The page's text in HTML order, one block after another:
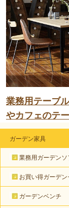
業務用テーブ
やカフェのテ
ガーデン家具
業務用ガーデンソ
お買い得ガーデン
ガーデンベンチ